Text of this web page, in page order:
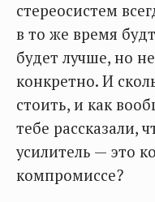
стереосистем
в то же время
будет лучше, но
конкретно. И
стоить, и как
тебе рассказали,
усилитель — это
компромиссе?